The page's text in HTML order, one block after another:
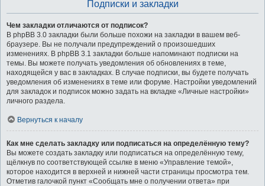
Подписки и закладки
Чем закладки отличаются от подписок?
В phpBB 3.0 закладки были больше похожи на закладки в вашем веб-
браузере. Вы не получали предупреждений о произошедших
изменениях. В phpBB 3.1 закладки больше напоминают подписки на
темы. Вы можете получать уведомления об обновлениях в теме,
находящейся у вас в закладках. В случае подписки, вы будете получать
уведомления об изменениях в теме или форуме. Настройки уведомлений
для закладок и подписок можно задать на вкладке «Личные настройки»
личного раздела.
Вернуться к началу
Как мне сделать закладку или подписаться на определённую тему?
Вы можете создать закладку или подписаться на определённую тему,
щёлкнув по соответствующей ссылке в меню «Управление темой»,
которое находится в верхней и нижней части страницы просмотра тем.
Отметив галочкой пункт «Сообщать мне о получении ответа» при